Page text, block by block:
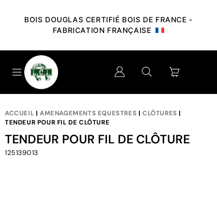
BOIS DOUGLAS CERTIFIÉ BOIS DE FRANCE -
FABRICATION FRANÇAISE
ACCUEIL |AMENAGEMENTS EQUESTRES |CLÔTURES |
TENDEUR POUR FIL DE CLÔTURE
TENDEUR POUR FIL DE CLÔTURE
125139013